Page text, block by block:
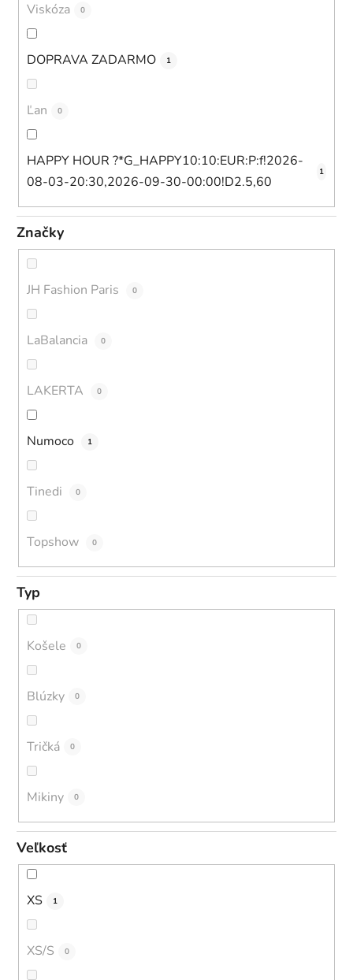
Viskóza 0
DOPRAVA ZADARMO 1
Ľan 0
HAPPY HOUR ?*G_HAPPY10:10:EUR:P:f!2026-
08-03-20:30,2026-09-30-00:00!D2.5,60
1
Značky
JH Fashion Paris 0
LaBalancia 0
LAKERTA 0
Numoco 1
Tinedi 0
Topshow 0
Typ
Košele 0
Blúzky 0
Tričká 0
Mikiny 0
Veľkosť
XS 1
XS/S 0